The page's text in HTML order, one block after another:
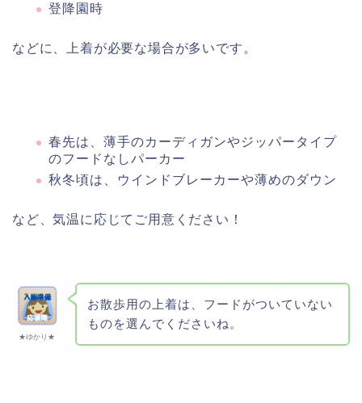
登降園時
などに、上着が必要な場合が多いです。
春先は、薄手のカーディガンやジッパータイプ
のフードなしパーカー
秋冬頃は、ウインドブレーカーや薄めのダウン
など、気温に応じてご用意ください！
★ゆかり★
お散歩用の上着は、フードがついていない
ものを選んでくださいね。